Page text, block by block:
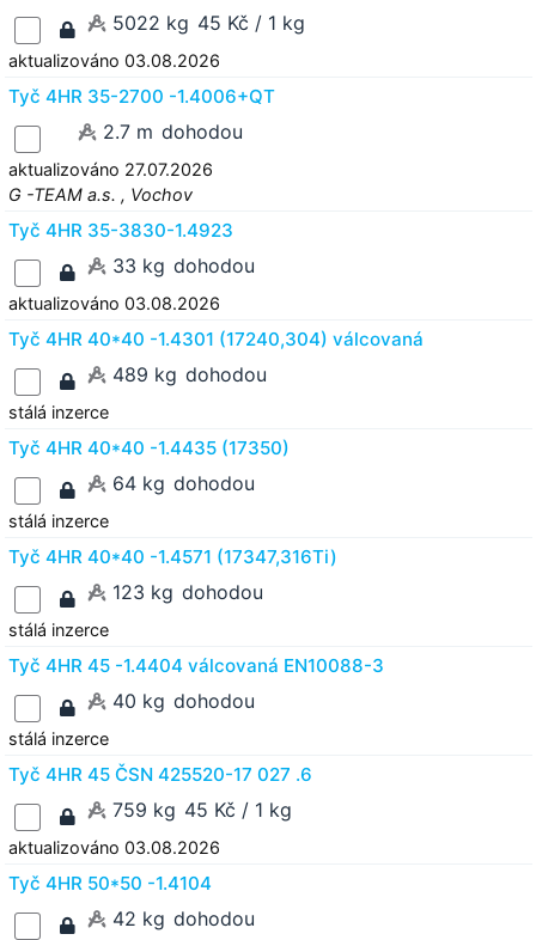
5022 kg 45 Kč / 1 kg
aktualizováno 03.08.2026
Tyč 4HR 35-2700 -1.4006+QT
2.7 m dohodou
aktualizováno 27.07.2026
G -TEAM a.s. , Vochov
Tyč 4HR 35-3830-1.4923
33 kg dohodou
aktualizováno 03.08.2026
Tyč 4HR 40*40 -1.4301 (17240,304) válcovaná
489 kg dohodou
stálá inzerce
Tyč 4HR 40*40 -1.4435 (17350)
64 kg dohodou
stálá inzerce
Tyč 4HR 40*40 -1.4571 (17347,316Ti)
123 kg dohodou
stálá inzerce
Tyč 4HR 45 -1.4404 válcovaná EN10088-3
40 kg dohodou
stálá inzerce
Tyč 4HR 45 ČSN 425520-17 027 .6
759 kg 45 Kč / 1 kg
aktualizováno 03.08.2026
Tyč 4HR 50*50 -1.4104
42 kg dohodou